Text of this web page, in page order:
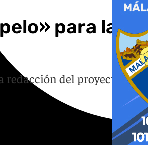
para la
redacción del proyecto ha